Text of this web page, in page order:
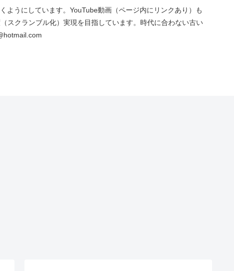
ようにしています。YouTube動画（ページ内にリンクあり）も
スクランブル化）実現を目指しています。時代に合わない古い